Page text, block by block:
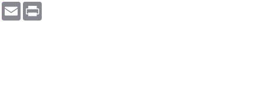
WhatsApp
Email